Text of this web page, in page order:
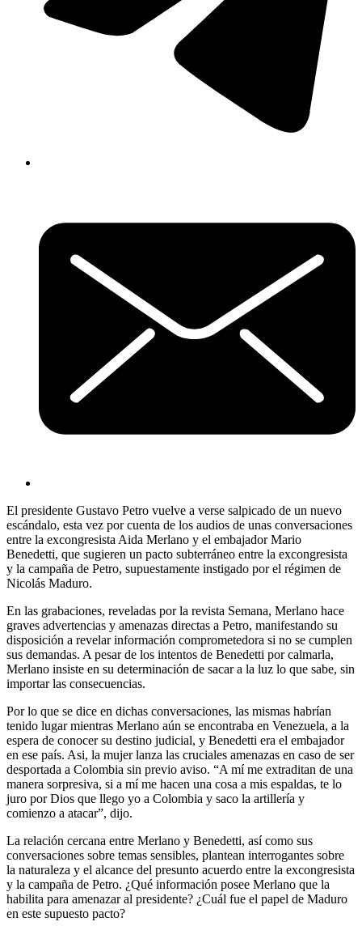
El presidente Gustavo Petro vuelve a verse salpicado de un nuevo
escándalo, esta vez por cuenta de los audios de unas conversaciones
entre la excongresista Aida Merlano y el embajador Mario
Benedetti, que sugieren un pacto subterráneo entre la excongresista
y la campaña de Petro, supuestamente instigado por el régimen de
Nicolás Maduro.
En las grabaciones, reveladas por la revista Semana, Merlano hace
graves advertencias y amenazas directas a Petro, manifestando su
disposición a revelar información comprometedora si no se cumplen
sus demandas. A pesar de los intentos de Benedetti por calmarla,
Merlano insiste en su determinación de sacar a la luz lo que sabe, sin
importar las consecuencias.
Por lo que se dice en dichas conversaciones, las mismas habrían
tenido lugar mientras Merlano aún se encontraba en Venezuela, a la
espera de conocer su destino judicial, y Benedetti era el embajador
en ese país. Asi, la mujer lanza las cruciales amenazas en caso de ser
desportada a Colombia sin previo aviso. “A mí me extraditan de una
manera sorpresiva, si a mí me hacen una cosa a mis espaldas, te lo
juro por Dios que llego yo a Colombia y saco la artillería y
comienzo a atacar”, dijo.
La relación cercana entre Merlano y Benedetti, así como sus
conversaciones sobre temas sensibles, plantean interrogantes sobre
la naturaleza y el alcance del presunto acuerdo entre la excongresista
y la campaña de Petro. ¿Qué información posee Merlano que la
habilita para amenazar al presidente? ¿Cuál fue el papel de Maduro
en este supuesto pacto?